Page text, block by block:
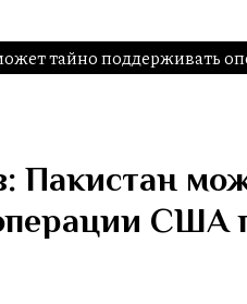
тайно поддерживать
Пакистан
США